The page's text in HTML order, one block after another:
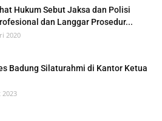
Hukum Sebut Jaksa dan Polisi
dan Langgar Prosedur...
2020
Badung Silaturahmi di Kantor Ketua
2023